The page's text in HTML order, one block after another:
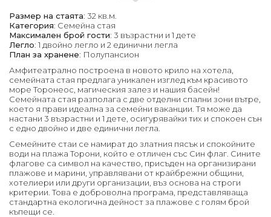
Размер на стаята: 32 кв.м.
Категория: Семейна стая
Максимален брой гости: 3 възрастни и 1 дете
Легло: 1 двойно легло и 2 единични легла
План за хранене: Полупансион
Амфитеатрално построена в новото крило на хотела,
семейната стая предлага уникален изглед към красивото
море Торонеос, магическия залез и нашия басейн!
Семейната стая разполага с две отделни спални зони вътре,
което я прави идеална за семейни ваканции. Тя може да
настани 3 възрастни и 1 дете, осигурявайки тих и спокоен сън
с едно двойно и две единични легла.
Семейните стаи се намират до златния пясък и спокойните
води на плажа Торони, който е отличен със Син флаг. Сините
флагове са символ на качество, присъден на организирани
плажове и марини, управлявани от крайбрежни общини,
хотелиери или други организации, въз основа на строги
критерии. Това е доброволна програма, представляваща
стандартна екологична дейност за плажове с голям брой
къпещи се.